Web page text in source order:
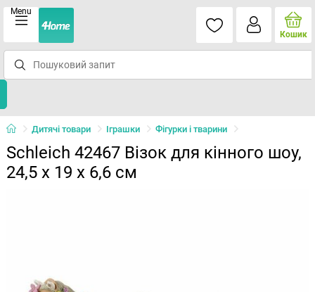
Menu
Кошик
Дитячі товари Іграшки Фігурки і тварини
Schleich 42467 Візок для кінного шоу,
24,5 x 19 x 6,6 см